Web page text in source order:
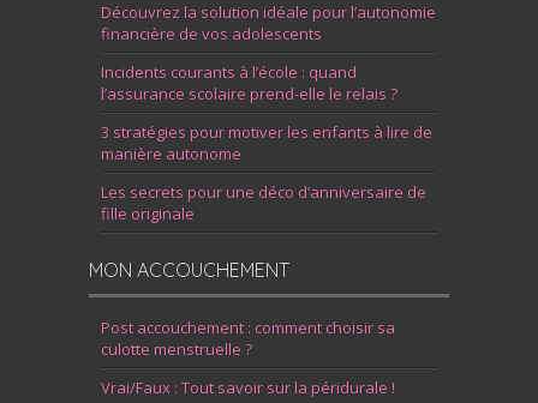
Découvrez la solution idéale pour l’autonomie
financière de vos adolescents
Incidents courants à l’école : quand
l’assurance scolaire prend-elle le relais ?
3 stratégies pour motiver les enfants à lire de
manière autonome
Les secrets pour une déco d’anniversaire de
fille originale
MON ACCOUCHEMENT
Post accouchement : comment choisir sa
culotte menstruelle ?
Vrai/Faux : Tout savoir sur la péridurale !